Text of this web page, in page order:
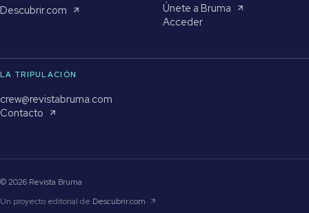
Descubrir.com
Únete a Bruma
Acceder
LA TRIPULACIÓN
crew@revistabruma.com
Contacto
© 2026 Revista Bruma
Un proyecto editorial de Descubrir.com